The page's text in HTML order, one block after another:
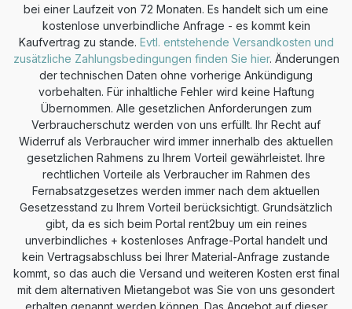
bei einer Laufzeit von 72 Monaten. Es handelt sich um eine
kostenlose unverbindliche Anfrage - es kommt kein
Kaufvertrag zu stande. Evtl. entstehende Versandkosten und
zusätzliche Zahlungsbedingungen finden Sie hier. Änderungen
der technischen Daten ohne vorherige Ankündigung
vorbehalten. Für inhaltliche Fehler wird keine Haftung
Übernommen. Alle gesetzlichen Anforderungen zum
Verbraucherschutz werden von uns erfüllt. Ihr Recht auf
Widerruf als Verbraucher wird immer innerhalb des aktuellen
gesetzlichen Rahmens zu Ihrem Vorteil gewährleistet. Ihre
rechtlichen Vorteile als Verbraucher im Rahmen des
Fernabsatzgesetzes werden immer nach dem aktuellen
Gesetzesstand zu Ihrem Vorteil berücksichtigt. Grundsätzlich
gibt, da es sich beim Portal rent2buy um ein reines
unverbindliches + kostenloses Anfrage-Portal handelt und
kein Vertragsabschluss bei Ihrer Material-Anfrage zustande
kommt, so das auch die Versand und weiteren Kosten erst final
mit dem alternativen Mietangebot was Sie von uns gesondert
erhalten genannt werden können. Das Angebot auf dieser